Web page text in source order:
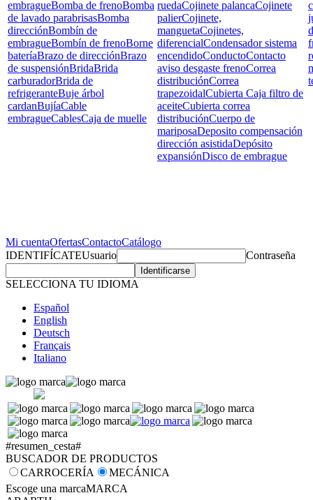
embragueBomba de frenoBomba
de lavado parabrisasBomba
direcciónBombín de
embragueBombín de frenoBorne
bateríaBrazo de direcciónBrazo
de suspensiónBridaBrida
carburadorBrida de
refrigeranteBuje árbol
cardanBujíaCable
embragueCablesCaja de muelle
ruedaCojinete palancaCojinete
palierCojinete,
manguetaCojinetes,
diferencialCondensador sistema
encendidoConductoContacto
aviso desgaste frenoCorrea
distribuciónCorrea
trapezoidalCubierta Caja filtro de
aceiteCubierta correa
distribuciónCuerpo de
mariposaDeposito compensación
dirección asistidaDepósito
expansiónDisco de embrague
Mi cuentaOfertasContactoCatálogo
IDENTIFÍCATEUsuario Contraseña
SELECCIONA TU IDIOMA
Español
English
Deutsch
Français
Italiano
#resumen_cesta#
BUSCADOR DE PRODUCTOS
CARROCERÍA
MECÁNICA
Escoge una marcaMARCA